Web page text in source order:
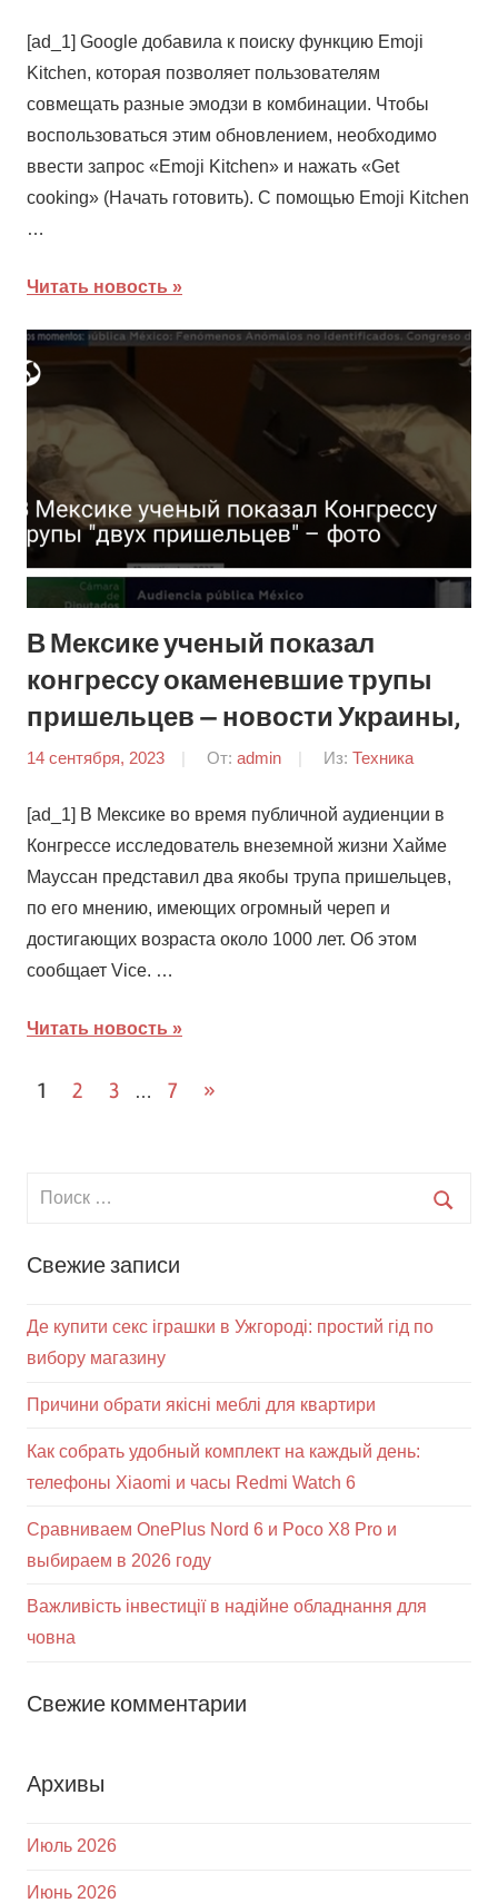
[ad_1] Google добавила к поиску функцию Emoji
Kitchen, которая позволяет пользователям
совмещать разные эмодзи в комбинации. Чтобы
воспользоваться этим обновлением, необходимо
ввести запрос «Emoji Kitchen» и нажать «Get
cooking» (Начать готовить). С помощью Emoji Kitchen
…
Читать новость
В Мексике ученый показал
конгрессу окаменевшие трупы
пришельцев — новости Украины,
14 сентября, 2023 От: admin Из: Техника
[ad_1] В Мексике во время публичной аудиенции в
Конгрессе исследователь внеземной жизни Хайме
Мауссан представил два якобы трупа пришельцев,
по его мнению, имеющих огромный череп и
достигающих возраста около 1000 лет. Об этом
сообщает Vice. …
Читать новость
Навигация
1 2 3 … 7
След.
»
Свежие записи
Де купити секс іграшки в Ужгороді: простий гід по
вибору магазину
Причини обрати якісні меблі для квартири
Как собрать удобный комплект на каждый день:
телефоны Xiaomi и часы Redmi Watch 6
Сравниваем OnePlus Nord 6 и Poco X8 Pro и
выбираем в 2026 году
Важливість інвестиції в надійне обладнання для
човна
Свежие комментарии
Архивы
Июль 2026
Июнь 2026